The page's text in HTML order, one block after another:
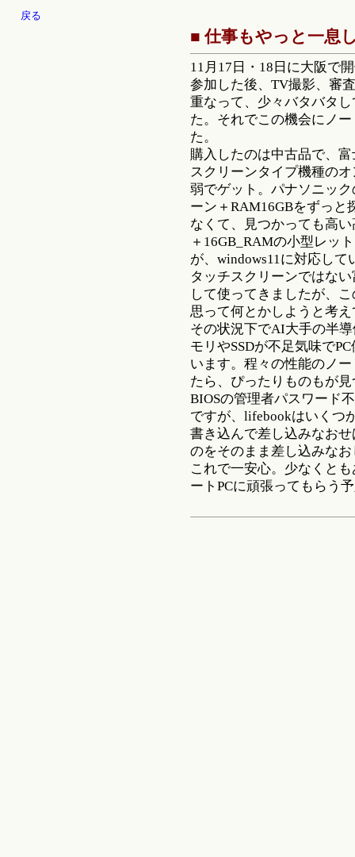
戻る
■ 仕事もやっと一息
11月17日・18日に大阪で
参加した後、TV撮影、審
重なって、少々バタバタ
た。それでこの機会にノ
た。
購入したのは中古品で、
スクリーンタイプ機種の
弱でゲット。パナソニッ
ーン＋RAM16GBをずっと
なくて、見つかっても高
＋16GB_RAMの小型レッ
が、windows11に対応し
タッチスクリーンではな
して使ってきましたが、
思って何とかしようと考
その状況下でAI大手の半
モリやSSDが不足気味で
います。程々の性能のノ
たら、ぴったりものもが
BIOSの管理者パスワード
ですが、lifebookはいくつ
書き込んで差し込みなお
のをそのまま差し込みな
これで一安心。少なくと
ートPCに頑張ってもらう